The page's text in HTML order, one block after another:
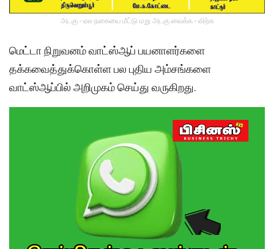
அடகு - ஏல நகையை மீட்டு மறு அடகு வைக்க - விற்க
மெட்டா நிறுவனம் வாட்ஸ்ஆப் பயனாளர்களை
தக்கவைத்துக்கொள்ள பல புதிய அம்சங்களை
வாட்ஸ்ஆப்பில் அறிமுகம் செய்து வருகிறது.